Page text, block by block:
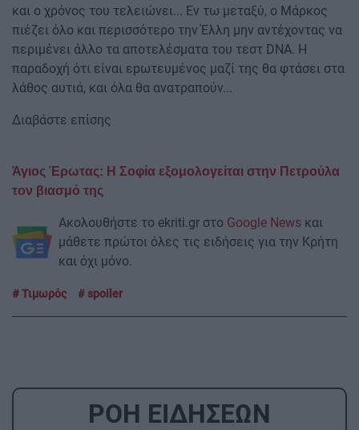
και ο χρόνος του τελειώνει... Εν τω μεταξύ, ο Μάρκος
πιέζει όλο και περισσότερο την Έλλη μην αντέχοντας να
περιμένει άλλο τα αποτελέσματα του τεστ DNA. Η
παραδοχή ότι είναι εpωτευμένος μαζί της θα φτάσει στα
λάθος αυτιά, και όλα θα ανατραπούν...
Διαβάστε επίσης
Άγιος Έρωτας: Η Σοφία εξομολογείται στην Πετρούλα
τον βιασμό της
Ακολουθήστε το ekriti.gr στο Google News και
μάθετε πρώτοι όλες τις ειδήσεις για την Κρήτη
και όχι μόνο.
Τιμωρός spoiler
ΡΟΗ ΕΙΔΗΣΕΩΝ